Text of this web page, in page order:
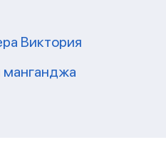
Виктория
манганджа